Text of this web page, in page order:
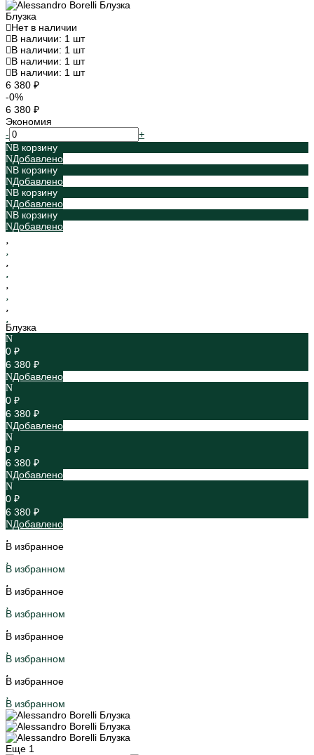
Блузка
Нет в наличии
В наличии: 1 шт
В наличии: 1 шт
В наличии: 1 шт
В наличии: 1 шт
6 380 ₽
-0%
6 380 ₽
Экономия
-
+
В корзину
Добавлено
В корзину
Добавлено
В корзину
Добавлено
В корзину
Добавлено
Блузка
0 ₽
6 380 ₽
Добавлено
0 ₽
6 380 ₽
Добавлено
0 ₽
6 380 ₽
Добавлено
0 ₽
6 380 ₽
Добавлено
В избранное
В избранном
В избранное
В избранном
В избранное
В избранном
В избранное
В избранном
Еще 1